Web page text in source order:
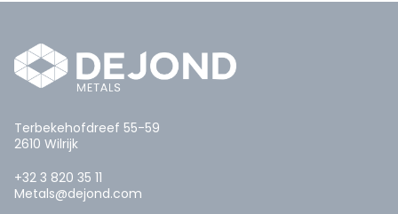
Terbekehofdreef 55-59
2610 Wilrijk
+32 3 820 35 11
Metals@dejond.com